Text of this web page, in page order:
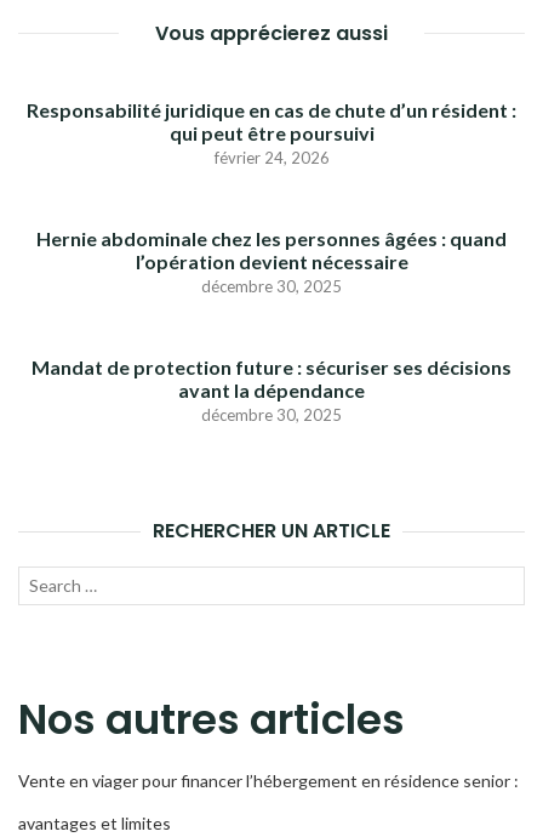
Vous apprécierez aussi
Responsabilité juridique en cas de chute d’un résident :
qui peut être poursuivi
février 24, 2026
Hernie abdominale chez les personnes âgées : quand
l’opération devient nécessaire
décembre 30, 2025
Mandat de protection future : sécuriser ses décisions
avant la dépendance
décembre 30, 2025
RECHERCHER UN ARTICLE
Recherche
Nos autres articles
Vente en viager pour financer l’hébergement en résidence senior :
avantages et limites